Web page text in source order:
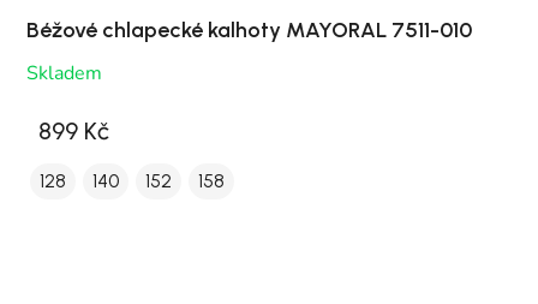
Béžové chlapecké kalhoty MAYORAL 7511-010
Skladem
899 Kč
128 140 152 158